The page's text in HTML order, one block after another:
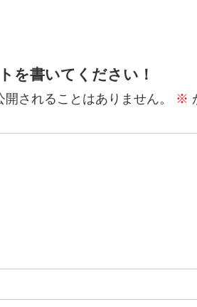
を書いてください！
されることはありません。 ※